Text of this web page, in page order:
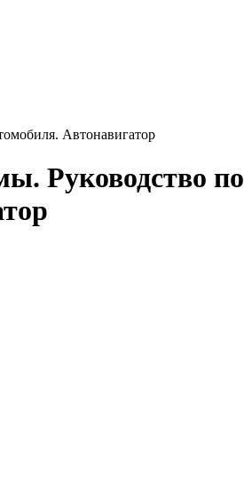
Автонавигатор
Руководство по